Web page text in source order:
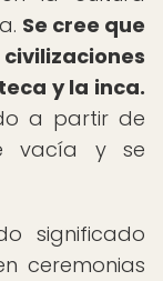
Se cree que
y la inca.
a partir de
vacía y se
significado
ceremonias